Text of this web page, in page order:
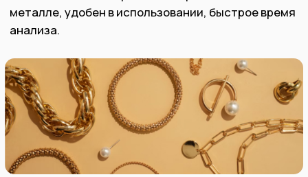
Скупка золота
Скупка серебра
Скупка лома
Скупка CCСР
+7 (843) 216-00-80